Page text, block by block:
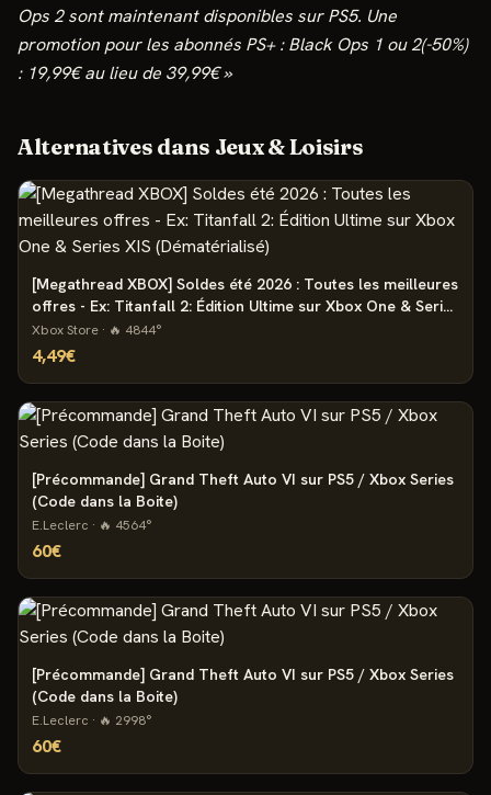
Ops 2 sont maintenant disponibles sur PS5. Une
promotion pour les abonnés PS+ : Black Ops 1 ou 2(-50%)
: 19,99€ au lieu de 39,99€»
Alternatives dans Jeux & Loisirs
[Megathread XBOX] Soldes été 2026 : Toutes les meilleures
offres - Ex: Titanfall 2: Édition Ultime sur Xbox One & Series
XIS (Dématérialisé)
Xbox Store · 🔥 4844°
4,49€
[Précommande] Grand Theft Auto VI sur PS5 / Xbox Series
(Code dans la Boite)
E.Leclerc · 🔥 4564°
60€
[Précommande] Grand Theft Auto VI sur PS5 / Xbox Series
(Code dans la Boite)
E.Leclerc · 🔥 2998°
60€